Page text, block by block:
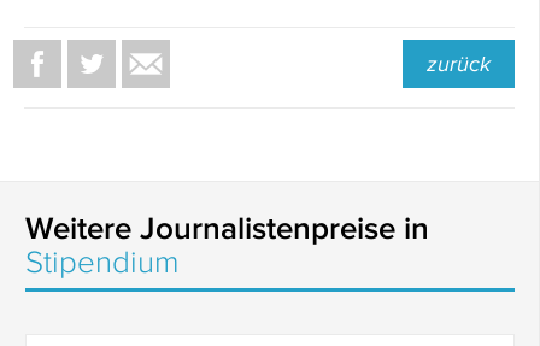
zurück
Weitere Journalistenpreise in
Stipendium